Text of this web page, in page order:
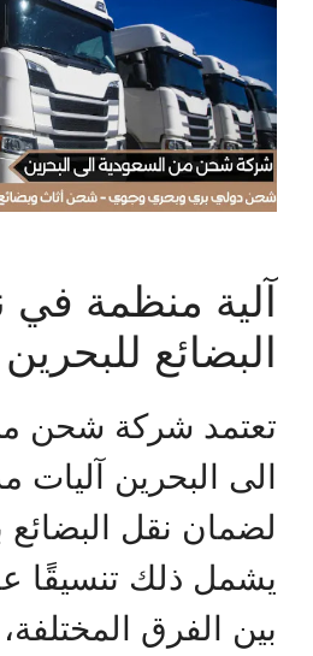
آلية منظمة
البضائع للبحرين
تعتمد شركة شحن
الى البحرين آليات
لضمان نقل البضائع
يشمل ذلك تنسيقًا
بين الفرق